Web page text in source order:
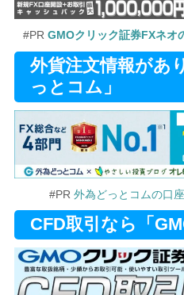
#PR GMOクリック証券FXネオ
外貨注文情報があ
っとコム」
#PR 外為どっとコムの口
CFD取引なら「